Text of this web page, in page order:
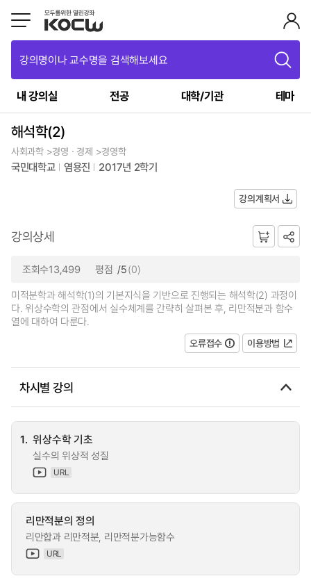
강의명이나 교수명을 검색해보세요
내 강의실 전공 대학/기관 테마
해석학(2)
사회과학 >경영ㆍ경제 >경영학
국민대학교 염용진 2017년 2학기
강의계획서
강의상세
조회수13,499 평점 /5(0)
미적분학과 해석학(1)의 기본지식을 기반으로 진행되는 해석학(2) 과정이
다. 위상수학의 관점에서 실수체계를 간략히 살펴본 후, 리만적분과 함수
열에 대하여 다룬다.
오류접수
이용방법
차시별 강의
1. 위상수학 기초
실수의 위상적 성질
URL
리만적분의 정의
리만합과 리만적분, 리만적분가능함수
URL